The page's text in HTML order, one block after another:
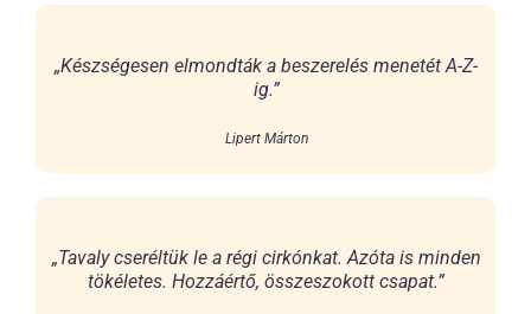
„Készségesen elmondták a beszerelés menetét A-Z-
ig.”
Lipert Márton
„Tavaly cseréltük le a régi cirkónkat. Azóta is minden
tökéletes. Hozzáértő, összeszokott csapat.”